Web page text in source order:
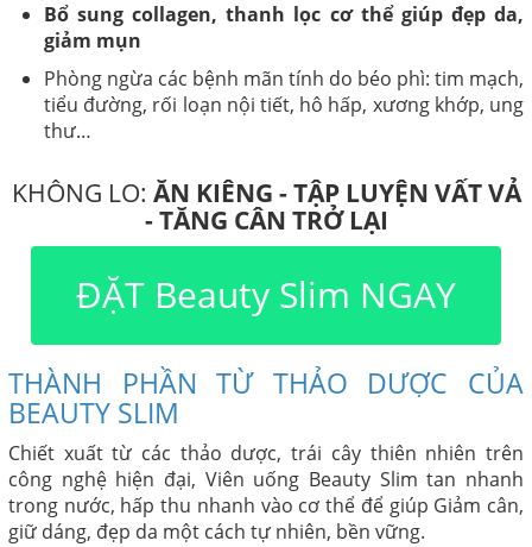
Bổ sung collagen, thanh lọc cơ thể giúp đẹp da,
giảm mụn
Phòng ngừa các bệnh mãn tính do béo phì: tim mạch,
tiểu đường, rối loạn nội tiết, hô hấp, xương khớp, ung
thư…
KHÔNG LO: ĂN KIÊNG - TẬP LUYỆN VẤT VẢ
- TĂNG CÂN TRỞ LẠI
ĐẶT Beauty Slim NGAY
THÀNH PHẦN TỪ THẢO DƯỢC CỦA
BEAUTY SLIM
Chiết xuất từ các thảo dược, trái cây thiên nhiên trên
công nghệ hiện đại, Viên uống Beauty Slim tan nhanh
trong nước, hấp thu nhanh vào cơ thể để giúp Giảm cân,
giữ dáng, đẹp da một cách tự nhiên, bền vững.